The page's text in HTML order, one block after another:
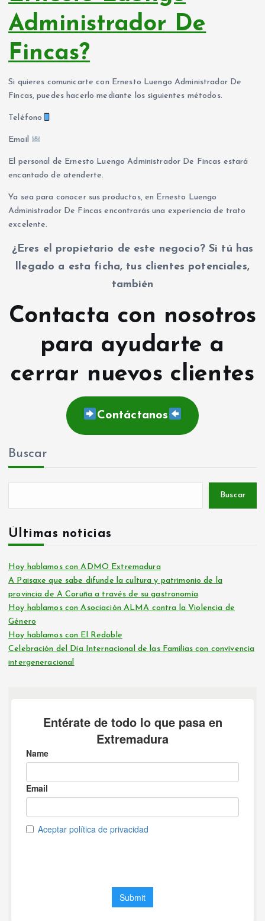
Administrador De
Fincas?
Si quieres comunicarte con Ernesto Luengo Administrador De
Fincas, puedes hacerlo mediante los siguientes métodos.
Teléfono
Email
El personal de Ernesto Luengo Administrador De Fincas estará
encantado de atenderte.
Ya sea para conocer sus productos, en Ernesto Luengo
Administrador De Fincas encontrarás una experiencia de trato
excelente.
¿Eres el propietario de este negocio? Si tú has
llegado a esta ficha, tus clientes potenciales,
también
Contacta con nosotros
para ayudarte a
cerrar nuevos clientes
Contáctanos
Buscar
Buscar
Últimas noticias
Hoy hablamos con ADMO Extremadura
A Paisaxe que sabe difunde la cultura y patrimonio de la
provincia de A Coruña a través de su gastronomía
Hoy hablamos con Asociación ALMA contra la Violencia de
Género
Hoy hablamos con El Redoble
Celebración del Día Internacional de las Familias con convivencia
intergeneracional